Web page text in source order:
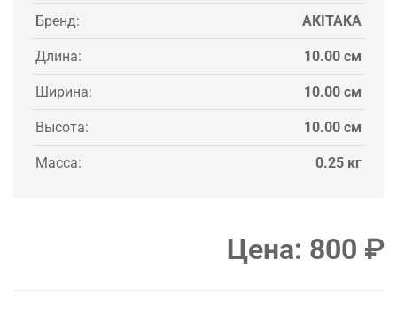
Бренд: AKITAKA
Длина: 10.00 см
Ширина: 10.00 см
Высота: 10.00 см
Масса: 0.25 кг
Цена: 800 ₽